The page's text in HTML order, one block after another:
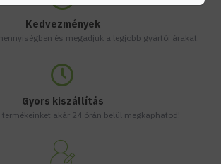
Kedvezmények
és megadjuk a legjobb gyártói árakat.
Gyors kiszállítás
termékeinket akár 24 órán belül megkaphatod!